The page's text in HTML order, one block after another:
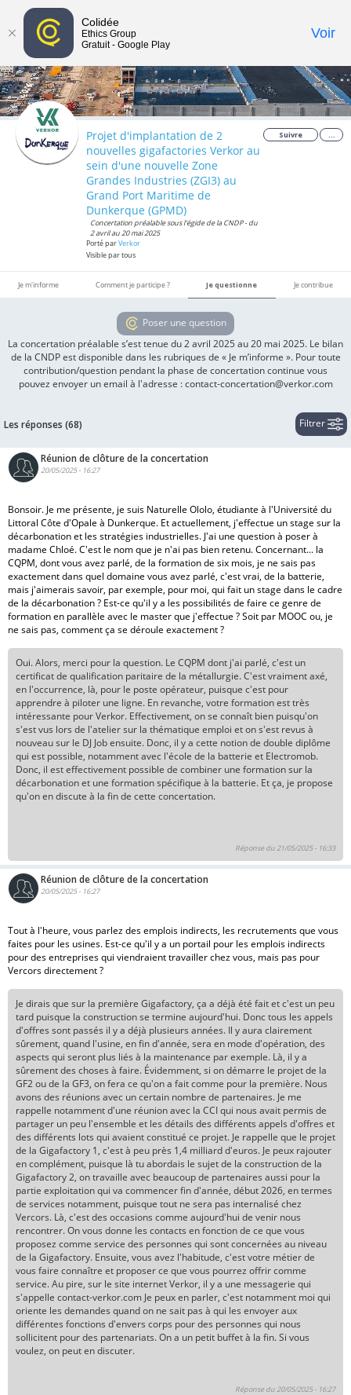
Toggle
Projet d'implantation de 2
nouvelles gigafactories Verkor au
sein d'une nouvelle Zone
Grandes Industries (ZGI3) au
Grand Port Maritime de
Dunkerque (GPMD)
Concertation préalable sous l'égide de la CNDP - du
2 avril au 20 mai 2025
Porté parVerkor
Visible par tous
Suivre ...
Je m'informe Comment je participe ? Je questionne Je contribue
Poser une question
La concertation préalable s’est tenue du 2 avril 2025 au 20 mai 2025. Le bilan
de la CNDP est disponible dans les rubriques de « Je m’informe ». Pour toute
contribution/question pendant la phase de concertation continue vous
pouvez envoyer un email à l'adresse : contact-concertation@verkor.com
Les réponses (68) Filtrer
Réunion de clôture de la concertation
20/05/2025 - 16:27
Bonsoir. Je me présente, je suis Naturelle Ololo, étudiante à l'Université du
Littoral Côte d'Opale à Dunkerque. Et actuellement, j'effectue un stage sur la
décarbonation et les stratégies industrielles. J'ai une question à poser à
madame Chloé. C'est le nom que je n'ai pas bien retenu. Concernant... la
CQPM, dont vous avez parlé, de la formation de six mois, je ne sais pas
exactement dans quel domaine vous avez parlé, c'est vrai, de la batterie,
mais j'aimerais savoir, par exemple, pour moi, qui fait un stage dans le cadre
de la décarbonation ? Est-ce qu'il y a les possibilités de faire ce genre de
formation en parallèle avec le master que j'effectue ? Soit par MOOC ou, je
ne sais pas, comment ça se déroule exactement ?
Oui. Alors, merci pour la question. Le CQPM dont j'ai parlé, c'est un
certificat de qualification paritaire de la métallurgie. C'est vraiment axé,
en l'occurrence, là, pour le poste opérateur, puisque c'est pour
apprendre à piloter une ligne. En revanche, votre formation est très
intéressante pour Verkor. Effectivement, on se connaît bien puisqu'on
s'est vus lors de l'atelier sur la thématique emploi et on s'est revus à
nouveau sur le DJ Job ensuite. Donc, il y a cette notion de double diplôme
qui est possible, notamment avec l'école de la batterie et Electromob.
Donc, il est effectivement possible de combiner une formation sur la
décarbonation et une formation spécifique à la batterie. Et ça, je propose
qu'on en discute à la fin de cette concertation.
Réponse du 21/05/2025 - 16:33
Réunion de clôture de la concertation
20/05/2025 - 16:27
Tout à l'heure, vous parlez des emplois indirects, les recrutements que vous
faites pour les usines. Est-ce qu'il y a un portail pour les emplois indirects
pour des entreprises qui viendraient travailler chez vous, mais pas pour
Vercors directement ?
Je dirais que sur la première Gigafactory, ça a déjà été fait et c'est un peu
tard puisque la construction se termine aujourd'hui. Donc tous les appels
d'offres sont passés il y a déjà plusieurs années. Il y aura clairement
sûrement, quand l'usine, en fin d'année, sera en mode d'opération, des
aspects qui seront plus liés à la maintenance par exemple. Là, il y a
sûrement des choses à faire. Évidemment, si on démarre le projet de la
GF2 ou de la GF3, on fera ce qu'on a fait comme pour la première. Nous
avons des réunions avec un certain nombre de partenaires. Je me
rappelle notamment d'une réunion avec la CCI qui nous avait permis de
partager un peu l'ensemble et les détails des différents appels d'offres et
des différents lots qui avaient constitué ce projet. Je rappelle que le projet
de la Gigafactory 1, c'est à peu près 1,4 milliard d'euros. Je peux rajouter
en complément, puisque là tu abordais le sujet de la construction de la
Gigafactory 2, on travaille avec beaucoup de partenaires aussi pour la
partie exploitation qui va commencer fin d'année, début 2026, en termes
de services notamment, puisque tout ne sera pas internalisé chez
Vercors. Là, c'est des occasions comme aujourd'hui de venir nous
rencontrer. On vous donne les contacts en fonction de ce que vous
proposez comme service des personnes qui sont concernées au niveau
de la Gigafactory. Ensuite, vous avez l'habitude, c'est votre métier de
vous faire connaître et proposer ce que vous pourrez offrir comme
service. Au pire, sur le site internet Verkor, il y a une messagerie qui
s'appelle contact-verkor.com Je peux en parler, c'est notamment moi qui
oriente les demandes quand on ne sait pas à qui les envoyer aux
différentes fonctions d'envers corps pour des personnes qui nous
sollicitent pour des partenariats. On a un petit buffet à la fin. Si vous
voulez, on peut en discuter.
Réponse du 20/05/2025 - 16:27
Colidée
Ethics Group
Gratuit - Google Play
Voir